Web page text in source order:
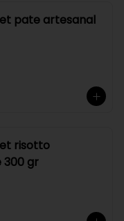
pate artesanal
risotto
300 gr